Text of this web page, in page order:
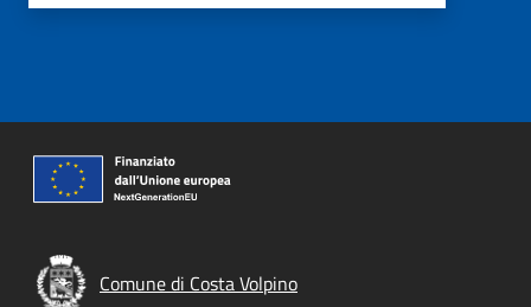
Comune di Costa Volpino